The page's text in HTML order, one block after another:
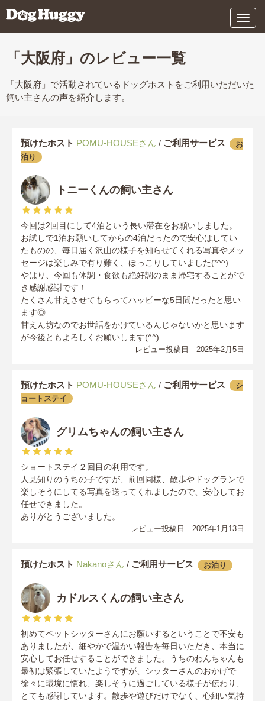
メ
ニ
「大阪府」のレビュー一覧
「大阪府」で活動されているドッグホストをご利用いただいた
飼い主さんの声を紹介します。
預けたホスト POMU-HOUSEさん / ご利用サービス
お
泊り
トニーくんの飼い主さん
今回は2回目にして4泊という長い滞在をお願いしました。
お試しで1泊お願いしてからの4泊だったので安心はしてい
たものの、毎日届く沢山の様子を知らせてくれる写真やメッ
セージは楽しみで有り難く、ほっこりしていました(*^^)
やはり、今回も体調・食欲も絶好調のまま帰宅することがで
き感謝感謝です！
たくさん甘えさせてもらってハッピーな5日間だったと思い
ます◎
甘えん坊なのでお世話をかけているんじゃないかと思います
が今後ともよろしくお願いします(^^)
レビュー投稿日 2025年2月5日
預けたホスト POMU-HOUSEさん / ご利用サービス
シ
ョートステイ
グリムちゃんの飼い主さん
ショートステイ２回目の利用です。
人見知りのうちの子ですが、前回同様、散歩やドッグランで
楽しそうにしてる写真を送ってくれましたので、安心してお
任せできました。
ありがとうございました。
レビュー投稿日 2025年1月13日
預けたホスト Nakanoさん / ご利用サービス お泊り
カドルスくんの飼い主さん
初めてペットシッターさんにお願いするということで不安も
ありましたが、細やかで温かい報告を毎日いただき、本当に
安心してお任せすることができました。うちのわんちゃんも
最初は緊張していたようですが、シッターさんのおかげで
徐々に環境に慣れ、楽しそうに過ごしている様子が伝わり、
とても感謝しています。散歩や遊びだけでなく、心細い気持